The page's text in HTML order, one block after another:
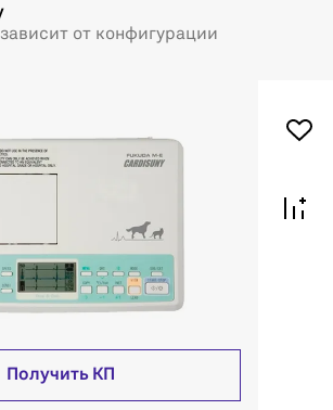
от конфигурации
Получить КП